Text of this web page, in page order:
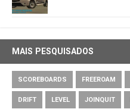
MAIS PESQUISADOS
SCOREBOARDS FREEROAM
DRIFT LEVEL JOINQUIT